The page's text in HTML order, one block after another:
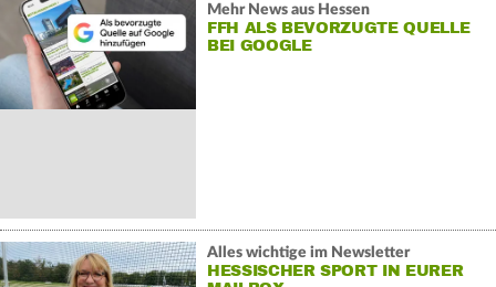
Mehr News aus Hessen
FFH ALS BEVORZUGTE QUELLE
BEI GOOGLE
Alles wichtige im Newsletter
HESSISCHER SPORT IN EURER